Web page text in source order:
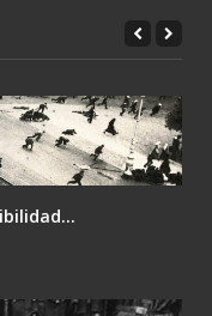
revolución....